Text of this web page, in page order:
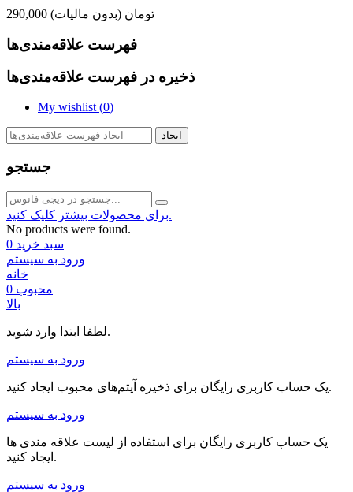
290,000 تومان (بدون مالیات)
فهرست علاقه‌مندی‌ها
ذخیره در فهرست علاقه‌مندی‌ها
My wishlist (0)
ایجاد
جستجو
برای محصولات بیشتر کلیک کنید.
No products were found.
سبد خرید 0
ورود به سیستم
خانه
محبوب 0
بالا
لطفا ابتدا وارد شوید.
ورود به سیستم
یک حساب کاربری رایگان برای ذخیره آیتم‌های محبوب ایجاد کنید.
ورود به سیستم
یک حساب کاربری رایگان برای استفاده از لیست علاقه مندی ها
ایجاد کنید.
ورود به سیستم